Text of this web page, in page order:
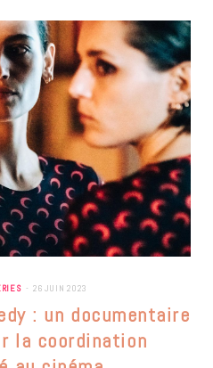
26 JUIN 2023
: un documentaire
la coordination